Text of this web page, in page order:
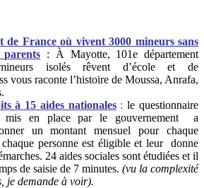
de France où vivent 3000 mineurs sans
: À Mayotte, 101e département
isolés rêvent d’école et de
vous raconte l’histoire de Moussa, Anrafa,
à 15 aides nationales: le questionnaire
mis en place par le gouvernement a
un montant mensuel pour chaque
personne est éligible et leur donne
24 aides sociales sont étudiées et il
de saisie de 7 minutes. (vu la complexité
je demande à voir).